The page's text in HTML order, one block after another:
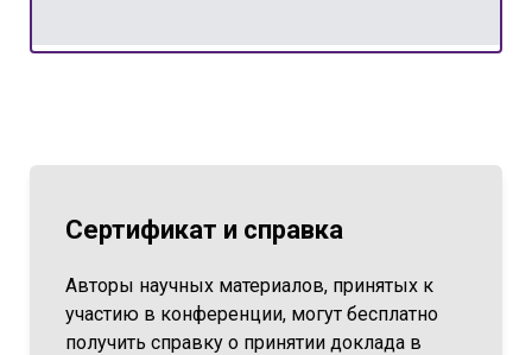
Сертификат и справка
Авторы научных материалов, принятых к
участию в конференции, могут бесплатно
получить справку о принятии доклада в